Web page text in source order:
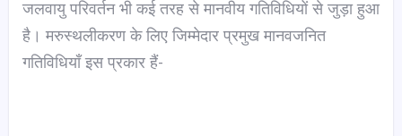
जलवायु परिवर्तन भी कई तरह से मानवीय गतिविधियों से जुड़ा हुआ
है। मरुस्थलीकरण के लिए जिम्मेदार प्रमुख मानवजनित
गतिविधियाँ इस प्रकार हैं-